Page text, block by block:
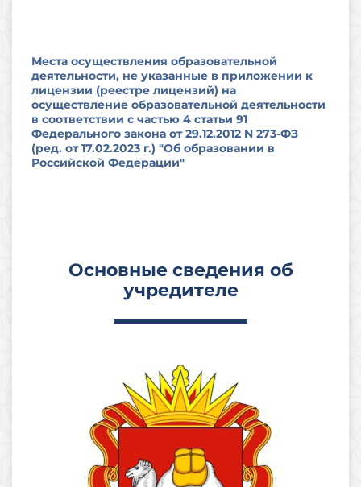
Места осуществления образовательной
деятельности, не указанные в приложении к
лицензии (реестре лицензий) на
осуществление образовательной деятельности
в соответствии с частью 4 статьи 91
Федерального закона от 29.12.2012 N 273-ФЗ
(ред. от 17.02.2023 г.) "Об образовании в
Российской Федерации"
Основные сведения об
учредителе